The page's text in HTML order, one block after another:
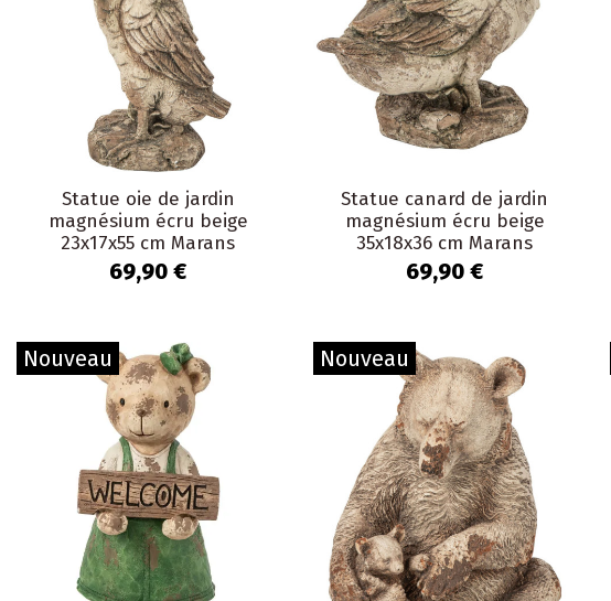
Statue oie de jardin
magnésium écru beige
23x17x55 cm Marans
69,90 €
Statue canard de jardin
magnésium écru beige
35x18x36 cm Marans
69,90 €
Nouveau Nouveau